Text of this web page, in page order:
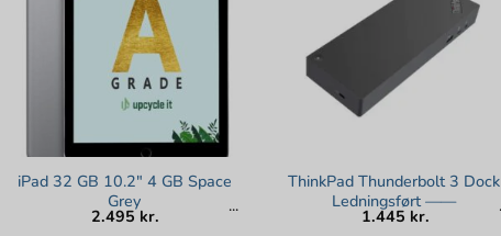
iPad 32 GB 10.2″ 4 GB Space
Grey
2.495kr.
ThinkPad Thunderbolt 3 Dock
Ledningsført ——
1.445 kr.